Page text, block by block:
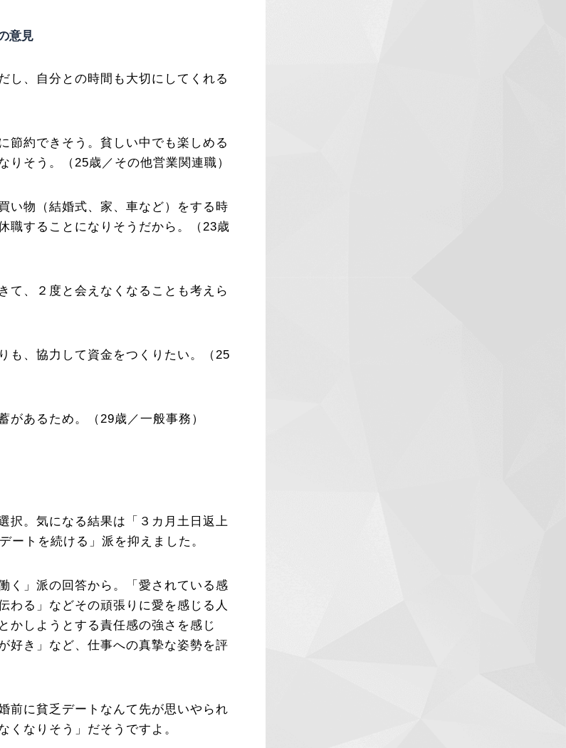
意見
し、自分との時間も大切にしてくれる
節約できそう。貧しい中でも楽しめる
そう。（25歳／その他営業関連職）
い物（結婚式、家、車など）をする時
職することになりそうだから。（23歳
て、２度と会えなくなることも考えら
も、協力して資金をつくりたい。（25
があるため。（29歳／一般事務）
択。気になる結果は「３カ月土日返上
ートを続ける」派を抑えました。
く」派の回答から。「愛されている感
わる」などその頑張りに愛を感じる人
かしようとする責任感の強さを感じ
好き」など、仕事への真摯な姿勢を評
前に貧乏デートなんて先が思いやられ
くなりそう」だそうですよ。